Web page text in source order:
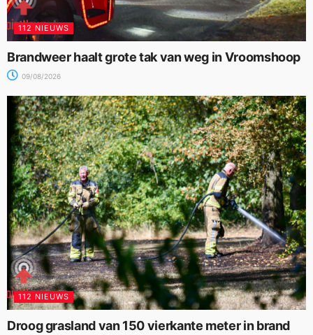
112 NIEUWS
Brandweer haalt grote tak van weg in Vroomshoop
09/08/2026
112 NIEUWS
Droog grasland van 150 vierkante meter in brand